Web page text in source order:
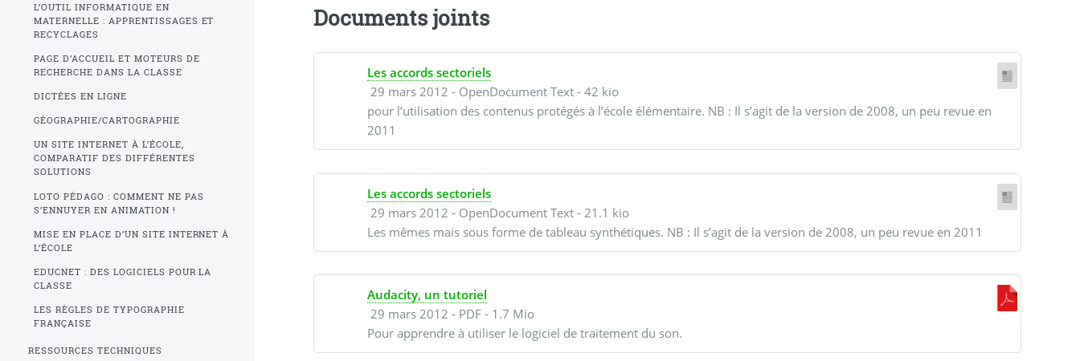
Documents joints
Les accords sectoriels
29 mars 2012 - OpenDocument Text -42 kio
pour l’utilisation des contenus protégés à l’école élémentaire. NB : Il s’agit de la version de 2008, un peu revue en
2011
Les accords sectoriels
29 mars 2012 - OpenDocument Text - 21.1 kio
Les mêmes mais sous forme de tableau synthétiques. NB : Il s’agit de la version de 2008, un peu revue en 2011
Audacity, un tutoriel
29 mars 2012 - PDF - 1.7 Mio
Pour apprendre à utiliser le logiciel de traitement du son.
L’OUTIL INFORMATIQUE EN
MATERNELLE : APPRENTISSAGES ET
RECYCLAGES
PAGE D’ACCUEIL ET MOTEURS DE
RECHERCHE DANS LA CLASSE
DICTÉES EN LIGNE
GÉOGRAPHIE/CARTOGRAPHIE
UN SITE INTERNET À L’ÉCOLE,
COMPARATIF DES DIFFÉRENTES
SOLUTIONS
LOTO PÉDAGO : COMMENT NE PAS
S’ENNUYER EN ANIMATION !
MISE EN PLACE D’UN SITE INTERNET À
L’ÉCOLE
EDUCNET : DES LOGICIELS POUR LA
CLASSE
LES RÈGLES DE TYPOGRAPHIE
FRANÇAISE
RESSOURCES TECHNIQUES